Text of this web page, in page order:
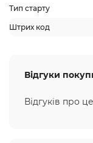
Тип старту
Штрих код
Відгуки
Відгуків про